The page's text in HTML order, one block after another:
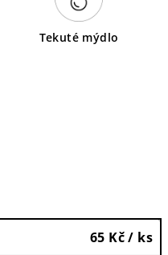
Tekuté mýdlo
65 Kč/ ks